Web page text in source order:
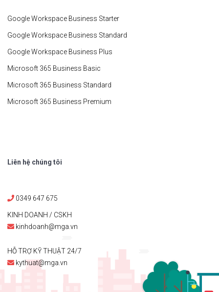
Google Workspace Business Starter
Google Workspace Business Standard
Google Workspace Business Plus
Microsoft 365 Business Basic
Microsoft 365 Business Standard
Microsoft 365 Business Premium
Liên hệ chúng tôi
0349 647 675
KINH DOANH / CSKH
kinhdoanh@mga.vn
HỖ TRỢ KỸ THUẬT 24/7
kythuat@mga.vn